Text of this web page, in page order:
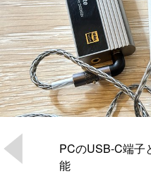
PCのUSB-C端子
能